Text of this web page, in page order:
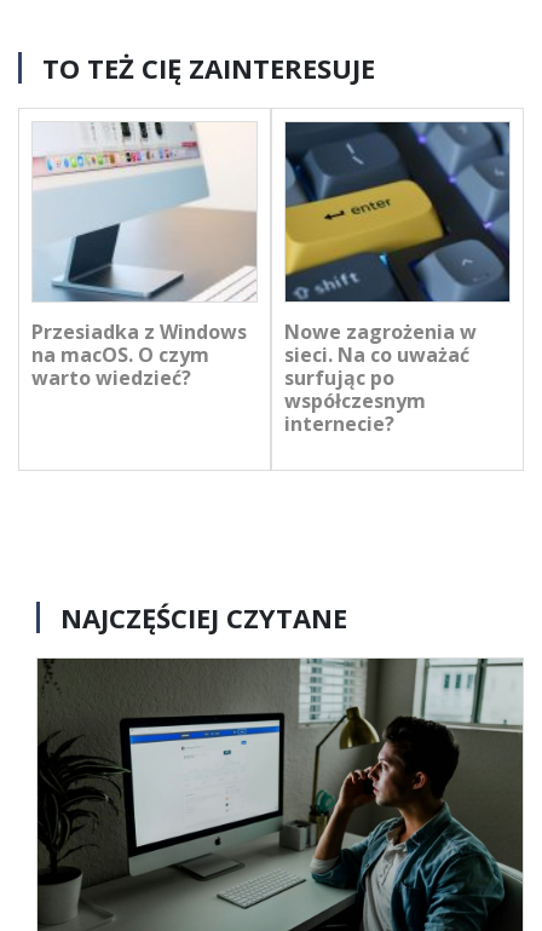
TO TEŻ CIĘ ZAINTERESUJE
Przesiadka z Windows
na macOS. O czym
warto wiedzieć?
Nowe zagrożenia w
sieci. Na co uważać
surfując po
współczesnym
internecie?
NAJCZĘŚCIEJ CZYTANE